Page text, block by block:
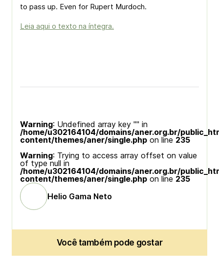
to pass up. Even for Rupert Murdoch.
Leia aqui o texto na íntegra.
Warning: Undefined array key "" in
/home/u302164104/domains/aner.org.br/
content/themes/aner/single.php on line 235
Warning: Trying to access array offset on value
of type null in
/home/u302164104/domains/aner.org.br/
content/themes/aner/single.php on line 235
Helio Gama Neto
Você também pode gostar